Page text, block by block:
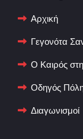
Αρχική
Γεγονότα
Ο Καιρός
Οδηγός
Διαγωνισμοί